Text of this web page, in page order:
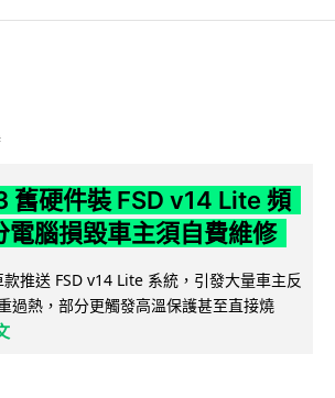
舊硬件裝 FSD v14 Lite 頻
電腦損毀車主須自費維修
推送 FSD v14 Lite 系統，引發大量車主反
過熱，部分更觸發高溫保護甚至直接燒